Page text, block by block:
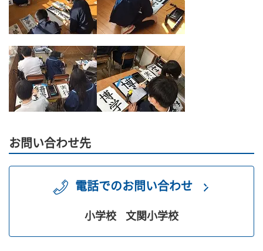
お問い合わせ先
電話でのお問い合わせ
小学校 文関小学校